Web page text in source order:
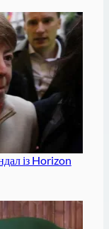
із Horizon